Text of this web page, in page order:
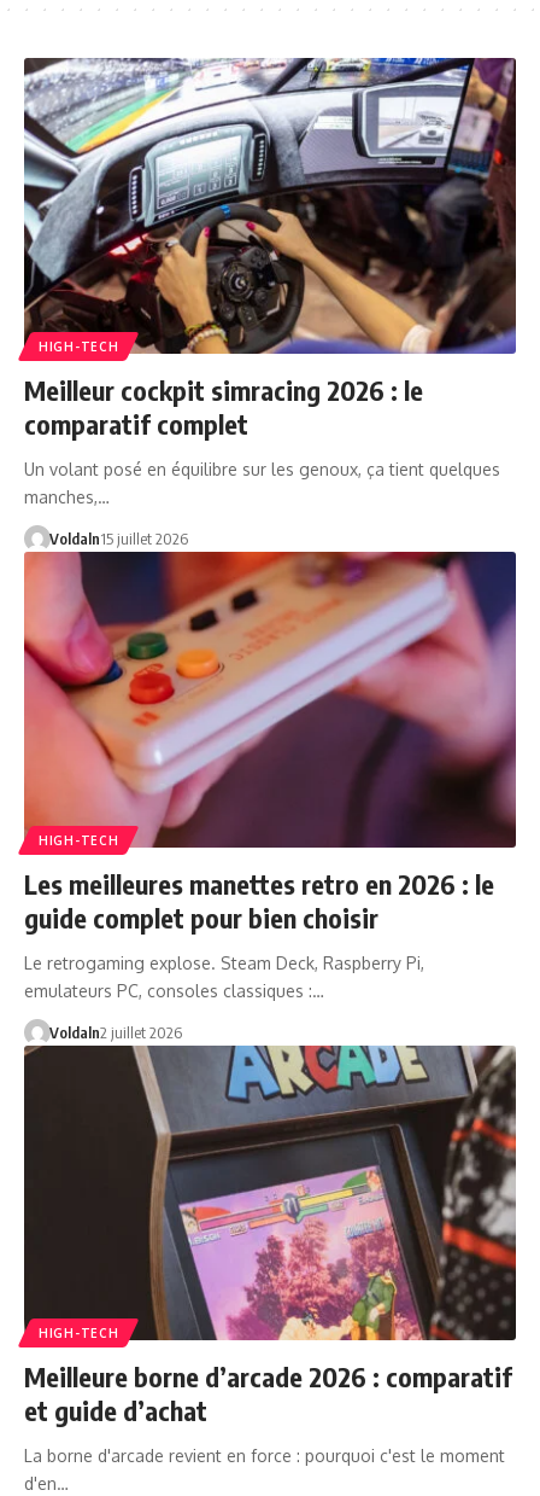
HIGH-TECH
Meilleur cockpit simracing 2026 : le
comparatif complet
Un volant posé en équilibre sur les genoux, ça tient quelques
manches,…
Voldaln15 juillet 2026
HIGH-TECH
Les meilleures manettes retro en 2026 : le
guide complet pour bien choisir
Le retrogaming explose. Steam Deck, Raspberry Pi,
emulateurs PC, consoles classiques :…
Voldaln2 juillet 2026
HIGH-TECH
Meilleure borne d’arcade 2026 : comparatif
et guide d’achat
La borne d'arcade revient en force : pourquoi c'est le moment
d'en…